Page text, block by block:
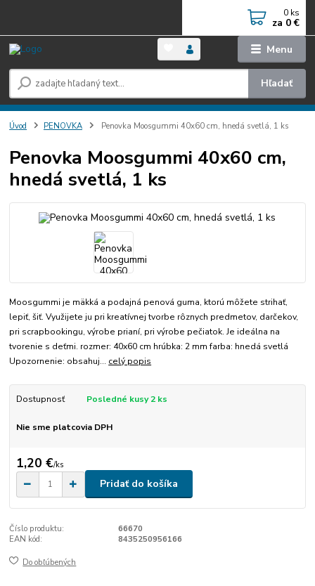
Menu
Hľadať
0 ks
za 0 €
Úvod PENOVKA Penovka Moosgummi 40x60 cm, hnedá svetlá, 1 ks
Penovka Moosgummi 40x60 cm,
hnedá svetlá, 1 ks
Moosgummi je mäkká a podajná penová guma, ktorú môžete strihať,
lepiť, šiť. Využijete ju pri kreatívnej tvorbe rôznych predmetov, darčekov,
pri scrapbookingu, výrobe prianí, pri výrobe pečiatok. Je ideálna na
tvorenie s deťmi. rozmer: 40x60 cm hrúbka: 2 mm farba: hnedá svetlá
Upozornenie: obsahuj... celý popis
Dostupnosť Posledné kusy 2 ks
Nie sme platcovia DPH
1,20 €/ks
Pridať do košíka
Číslo produktu:
66670
EAN kód:
8435250956166
Do obľúbených